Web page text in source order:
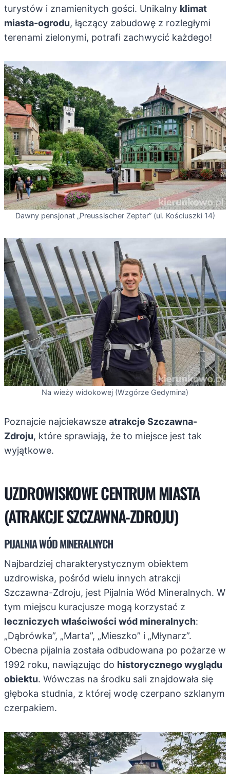
turystów i znamienitych gości. Unikalny klimat
miasta-ogrodu, łączący zabudowę z rozległymi
terenami zielonymi, potrafi zachwycić każdego!
Dawny pensjonat „Preussischer Zepter” (ul. Kościuszki 14)
Na wieży widokowej (Wzgórze Gedymina)
Poznajcie najciekawsze atrakcje Szczawna-
Zdroju, które sprawiają, że to miejsce jest tak
wyjątkowe.
UZDROWISKOWE CENTRUM MIASTA
(ATRAKCJE SZCZAWNA-ZDROJU)
PIJALNIA WÓD MINERALNYCH
Najbardziej charakterystycznym obiektem
uzdrowiska, pośród wielu innych atrakcji
Szczawna-Zdroju, jest Pijalnia Wód Mineralnych. W
tym miejscu kuracjusze mogą korzystać z
leczniczych właściwości wód mineralnych:
„Dąbrówka”, „Marta”, „Mieszko” i „Młynarz”.
Obecna pijalnia została odbudowana po pożarze w
1992 roku, nawiązując do historycznego wyglądu
obiektu. Wówczas na środku sali znajdowała się
głęboka studnia, z której wodę czerpano szklanym
czerpakiem.